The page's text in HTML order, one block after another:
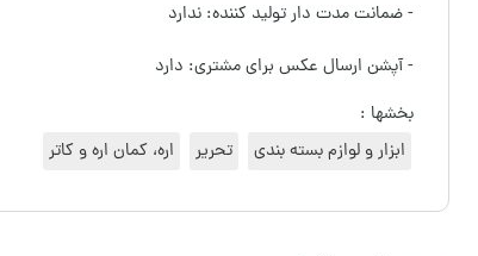
- ضمانت مدت دار تولید کننده: ندارد
- آپشن ارسال عکس برای مشتری: دارد
بخشها :
ابزار و لوازم بسته بندی
تحریر اره، کمان اره و کاتر